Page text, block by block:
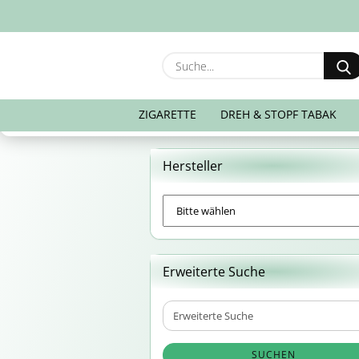
ZIGARETTE DREH & STOPF TABAK
Hersteller
Erweiterte Suche
Erweiterte
Suche
SUCHEN